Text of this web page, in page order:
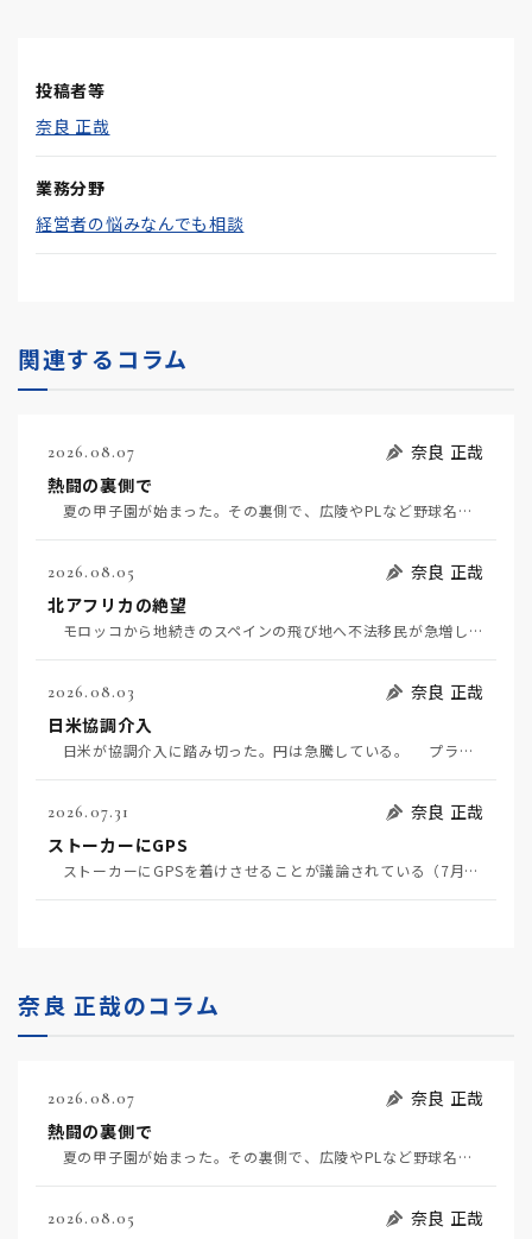
投稿者等
奈良 正哉
業務分野
経営者の悩みなんでも相談
関連するコラム
2026.08.07
奈良 正哉
熱闘の裏側で
夏の甲子園が始まった。その裏側で、広陵やPLなど野球名門校（だった）の不祥事のその後について、「熱…
2026.08.05
奈良 正哉
北アフリカの絶望
モロッコから地続きのスペインの飛び地へ不法移民が急増していて、当地の大問題となっている。「海を泳い…
2026.08.03
奈良 正哉
日米協調介入
日米が協調介入に踏み切った。円は急騰している。 プラザ合意以降、協調介入は為替相場の転機になって…
2026.07.31
奈良 正哉
ストーカーにGPS
ストーカーにGPSを着けさせることが議論されている（7月29日日経）。反対派は「ストーカーにも人権…
奈良 正哉のコラム
2026.08.07
奈良 正哉
熱闘の裏側で
夏の甲子園が始まった。その裏側で、広陵やPLなど野球名門校（だった）の不祥事のその後について、「熱…
2026.08.05
奈良 正哉